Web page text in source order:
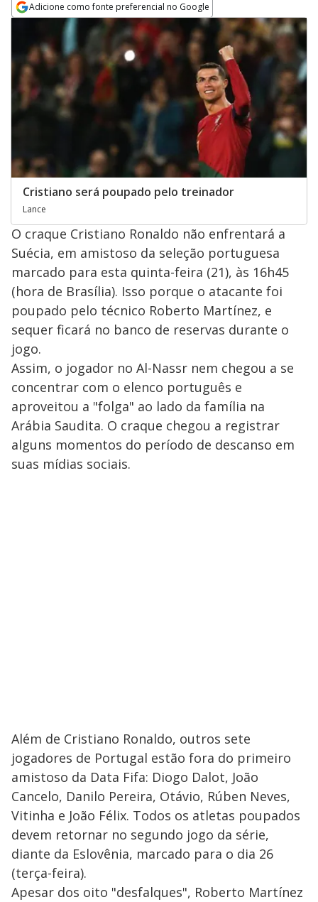
Adicione como fonte preferencial no Google
Opens in new window
Cristiano será poupado pelo treinador
Lance
O craque Cristiano Ronaldo não enfrentará a
Suécia, em amistoso da seleção portuguesa
marcado para esta quinta-feira (21), às 16h45
(hora de Brasília). Isso porque o atacante foi
poupado pelo técnico Roberto Martínez, e
sequer ficará no banco de reservas durante o
jogo.
Assim, o jogador no Al-Nassr nem chegou a se
concentrar com o elenco português e
aproveitou a "folga" ao lado da família na
Arábia Saudita. O craque chegou a registrar
alguns momentos do período de descanso em
suas mídias sociais.
Além de Cristiano Ronaldo, outros sete
jogadores de Portugal estão fora do primeiro
amistoso da Data Fifa: Diogo Dalot, João
Cancelo, Danilo Pereira, Otávio, Rúben Neves,
Vitinha e João Félix. Todos os atletas poupados
devem retornar no segundo jogo da série,
diante da Eslovênia, marcado para o dia 26
(terça-feira).
Apesar dos oito "desfalques", Roberto Martínez